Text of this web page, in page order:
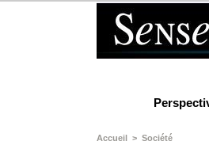
Accueil > Société